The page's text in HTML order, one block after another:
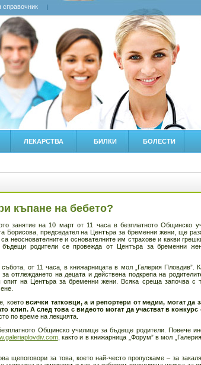
справочник
ЛЕКАРСТВА БИЛКИ БОЛЕСТИ
къпане на бебето?
занятие на 10 март от 11 часа в безплатното Общинско
Борисова, председател на Центъра за бременни жени, ще
неоснователните и основателните им страхове и какви
родители се провежда от Центъра за бременни
от 11 часа, в книжарницата в мол „Галерия Пловдив”.
отглеждането на децата и действена подкрепа на
опит на Центъра за бременни жени. Всяка среща започва с
коетовсички татковци, а и репортери от медии, могат да
клип. А след това с видеото могат да участват в конкурс
по време на лекцията.
Общинско училище за бъдеще родители. Повече
, както и в книжарница „Форум” в мол
щепоговори за това, което най-често пропускаме – за